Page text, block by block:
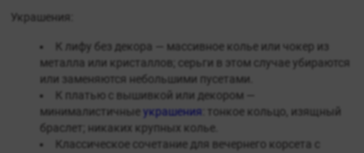
Украшения:
К лифу без декора — массивное колье или чокер из
металла или кристаллов; серьги в этом случае убираются
или заменяются небольшими пусетами.
К платью с вышивкой или декором —
минималистичные украшения : тонкое кольцо, изящный
браслет; никаких крупных колье.
Классическое сочетание для вечернего корсета с